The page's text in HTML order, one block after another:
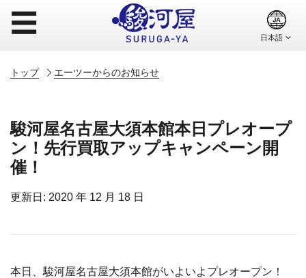
☰
トップ エーツーからのお知らせ
駿河屋名古屋大須本館本日プレオープ
ン！先行買取アップキャンペーン開
催！
更新日: 2020 年 12 月 18 日
本日、駿河屋名古屋大須本館がいよいよプレオープン！